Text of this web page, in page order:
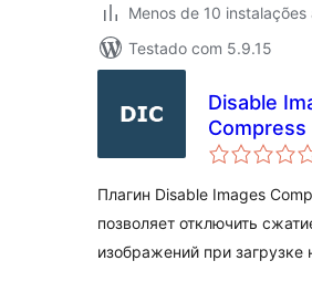
Menos de 10
Testado com 5.9.15
Disable
Compress
Плагин Disable Images
позволяет отключить
изображений при загрузке